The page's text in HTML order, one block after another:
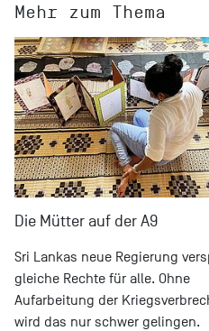
Mehr zum Thema
Die Mütter auf der A9
Sri Lankas neue Regierung
gleiche Rechte für alle. Ohne
Aufarbeitung der
wird das nur schwer gelingen.